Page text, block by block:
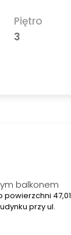
Piętro
3
balkonem
47,01
przy ul.